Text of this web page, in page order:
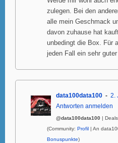
zulegen. Bei den
alle mein Geschmack
davon zuhause hat
unbedingt die Box. Für
jeden Fall ein sehr guter
data100data100 2.
Antworten anmelden
@data100data100 |
(Community: Profil | An
Bonuspunkte)